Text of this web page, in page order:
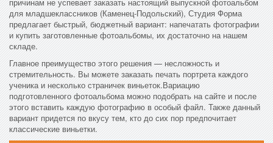
для младшеклассников (Каменец-Подольский), Студия Форма
предлагает быстрый, бюджетный вариант: напечатать фотографии
и купить заготовленные фотоальбомы, их достаточно на нашем
складе.
Главное преимущество этого решения — несложность и
стремительность. Вы можете заказать печать портрета каждого
ученика и несколько страничек виньеток.Вариацию
подготовленного фотоальбома можно подобрать на сайте и после
этого вставить каждую фотографию в особый файл. Также данный
вариант придется по вкусу тем, кто до сих пор предпочитает
классические виньетки.